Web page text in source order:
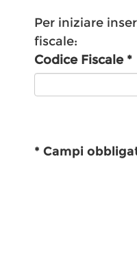
Per iniziare
fiscale:
Codice Fiscale *
* Campi